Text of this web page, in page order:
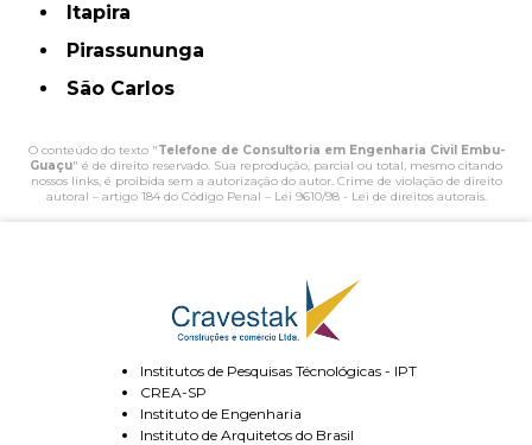
Itapira
Pirassununga
São Carlos
O conteúdo do texto "Telefone de Consultoria em Engenharia Civil Embu-
Guaçu" é de direito reservado. Sua reprodução, parcial ou total, mesmo citando
nossos links, é proibida sem a autorização do autor. Crime de violação de direito
autoral – artigo 184 do Código Penal – Lei 9610/98 - Lei de direitos autorais.
Institutos de Pesquisas Técnológicas - IPT
CREA-SP
Instituto de Engenharia
Instituto de Arquitetos do Brasil